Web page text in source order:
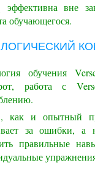
эффективна вне
обучающегося.
обучения
работа с
как и опытный
за ошибки, а
правильные